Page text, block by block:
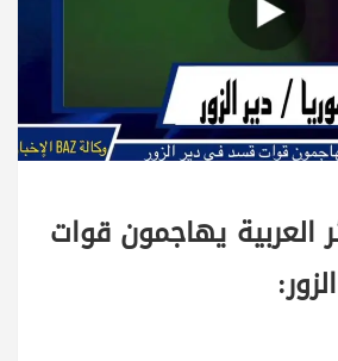
العربية يهاجمون قوات